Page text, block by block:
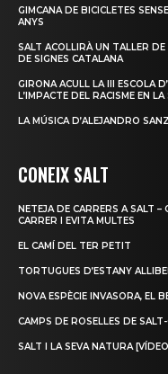
GIMCANA DE BICICLETES
ANYS
SALT ACOLLIRÀ UN TALLER
DE SIGNES CATALANA
GIRONA ACULL LA III ESCOLA
L’IMPACTE DEL RACISME EN
LA MÚSICA D’ALEJANDRO
CONEIX SALT
NETEJA DE CARRERS A SALT –
CARRER I EVITA MULTES
EL CAMÍ DEL TER PETIT
TORTUGUES D’ESTANY
NOVA ESPÈCIE INVASORA, EL
CAMPS DE ROSELLES DE
SALT I LA SEVA NATURA